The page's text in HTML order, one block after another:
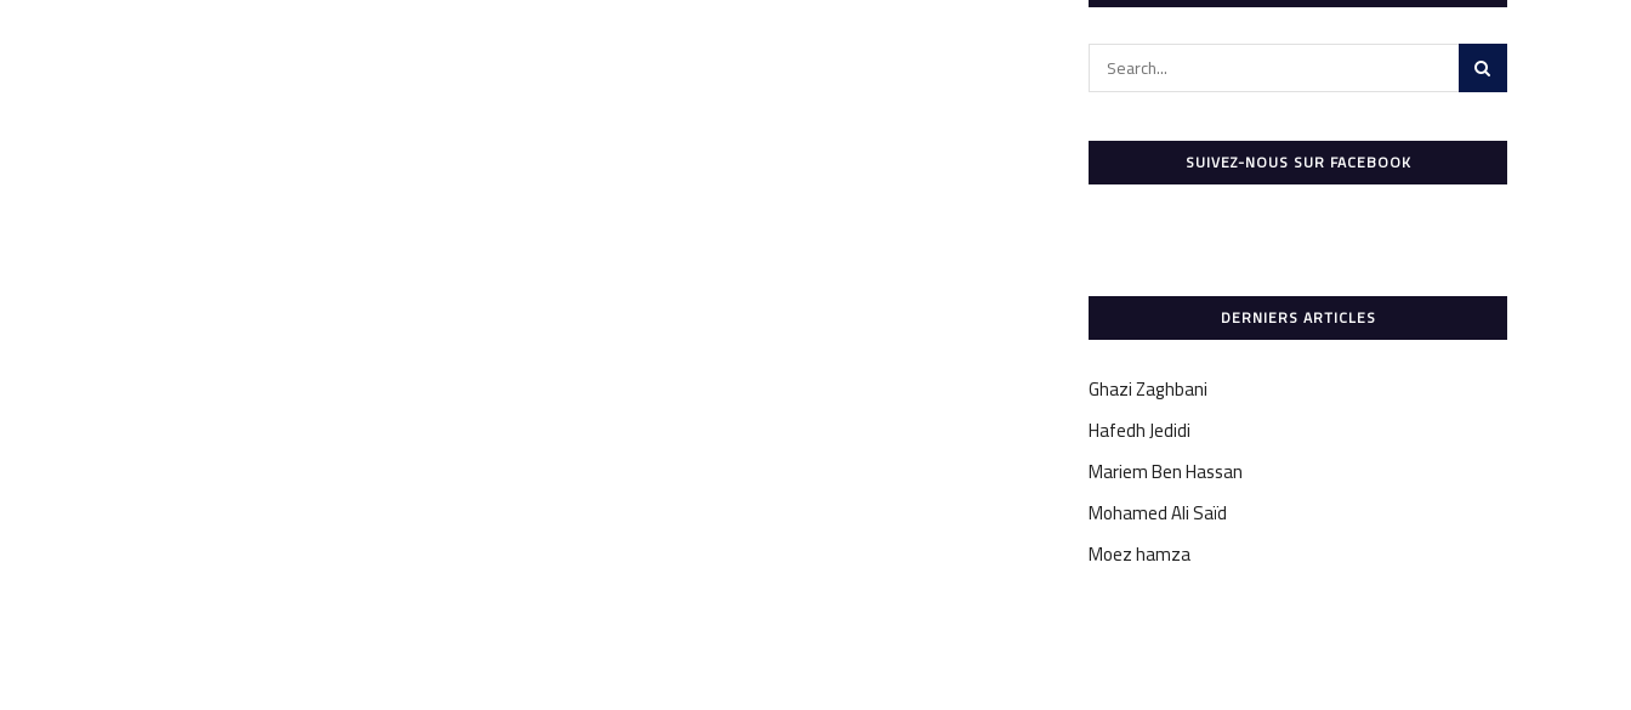
SUIVEZ-NOUS SUR FACEBOOK
DERNIERS ARTICLES
Ghazi Zaghbani
Hafedh Jedidi
Mariem Ben Hassan
Mohamed Ali Saïd
Moez hamza